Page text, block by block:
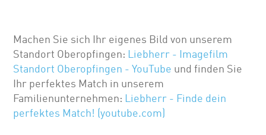
Machen Sie sich Ihr eigenes Bild von unserem
Standort Oberopfingen: Liebherr - Imagefilm
Standort Oberopfingen - YouTube und finden Sie
Ihr perfektes Match in unserem
Familienunternehmen: Liebherr - Finde dein
perfektes Match! (youtube.com)